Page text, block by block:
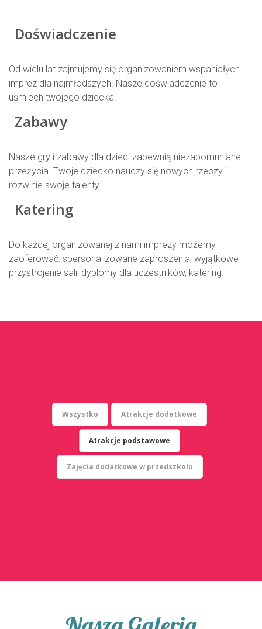
Doświadczenie
Od wielu lat zajmujemy się organizowaniem wspaniałych
imprez dla najmłodszych. Nasze doświadczenie to
uśmiech twojego dziecka.
Zabawy
Nasze gry i zabawy dla dzieci zapewnią niezapomnniane
przeżycia. Twoje dziecko nauczy się nowych rzeczy i
rozwinie swoje talenty.
Katering
Do każdej organizowanej z nami imprezy możemy
zaoferować: spersonalizowane zaproszenia, wyjątkowe
przystrojenie sali, dyplomy dla uczestników, katering.
Wszystko Atrakcje dodatkowe
Atrakcje podstawowe
Zajęcia dodatkowe w przedszkolu